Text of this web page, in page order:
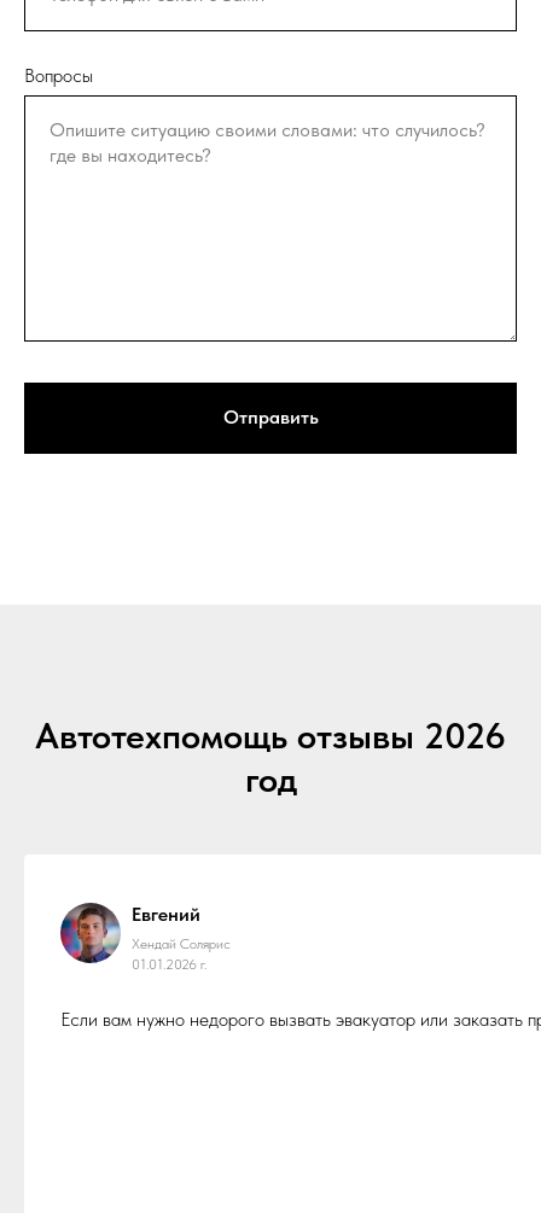
Вопросы
Отправить
Автотехпомощь отзывы 2026
год
Евгений
Хендай Солярис
01.01.2026 г.
Если вам нужно недорого вызвать эвакуатор или